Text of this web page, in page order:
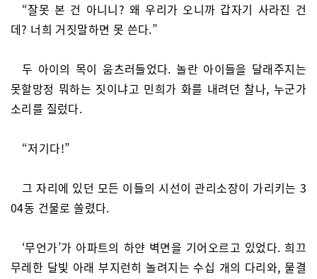
“잘못 본 건 아니니? 왜 우리가 오니까 갑자기 사라진 건
데? 너희 거짓말하면 못 쓴다.”
두 아이의 목이 움츠러들었다. 놀란 아이들을 달래주지는
못할망정 뭐하는 짓이냐고 민희가 화를 내려던 찰나, 누군가
소리를 질렀다.
“저기다!”
그 자리에 있던 모든 이들의 시선이 관리소장이 가리키는 3
04동 건물로 쏠렸다.
‘무언가’가 아파트의 하얀 벽면을 기어오르고 있었다. 희끄
무레한 달빛 아래 부지런히 놀려지는 수십 개의 다리와, 물결